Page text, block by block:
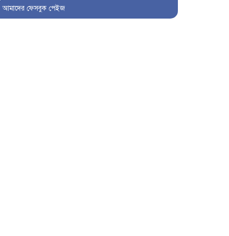
বিআইডিসি’তে ১৫ বছরের
দখলদারিত্ব বজায় রাখতে মরিয়া
আমাদের ফেসবুক পেইজ